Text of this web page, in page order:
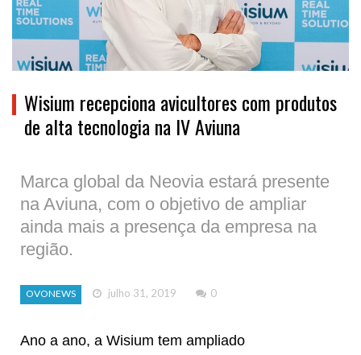
Wisium recepciona avicultores com produtos
de alta tecnologia na IV Aviuna
Marca global da Neovia estará presente
na Aviuna, com o objetivo de ampliar
ainda mais a presença da empresa na
região.
OVONEWS julho 31, 2019 0
Ano a ano, a Wisium tem ampliado